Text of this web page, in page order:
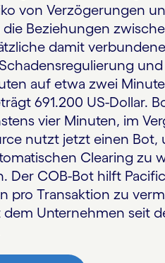
von Verzögerungen
Beziehungen
damit
auf etwa zwei
691.200 US-Dollar.
vier Minuten, im
nutzt jetzt einen
Clearing zu
Der COB-Bot hilft
pro Transaktion zu
Unternehmen seit